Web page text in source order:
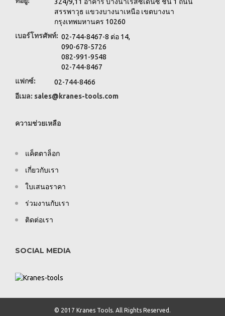
สรรพาวุธ แขวงบางนาเหนือ เขตบางนา
กรุงเทพมหานคร 10260
เบอร์โทรศัพท์: 02-744-8467-8 ต่อ 14,
090-678-5726
082-991-9548
02-744-8467
แฟกซ์:
02-744-8466
อีเมล: sales@kranes-tools.com
ความช่วยเหลือ
แค็ตตาล็อก
เกี่ยวกับเรา
ใบเสนอราคา
ร่วมงานกับเรา
ติดต่อเรา
SOCIAL MEDIA
© 2017 Kranes Tools. All Rights Reserved.